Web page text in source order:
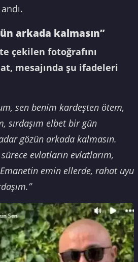
arkada kalmasın”
çekilen fotoğrafını
mesajında şu ifadeleri
sen benim kardeşten ötem,
sırdaşım elbet bir gün
gözün arkada kalmasın.
evlatların evlatlarım,
emin ellerde, rahat uyu